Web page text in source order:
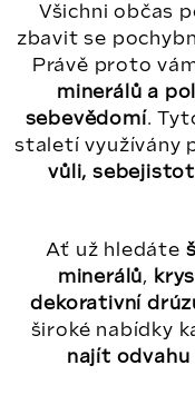
Všichni občas
zbavit se
Právě proto
minerálů a
sebevědomí.
staletí využívány
vůli,
Ať už hledáte
minerálů,
dekorativní
široké nabídky
najít odvahu